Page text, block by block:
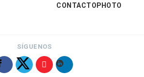
CONTACTOPHOTO
SÍGUENOS